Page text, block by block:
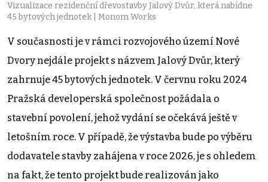
Vizualizace rezidenční dřevostavby Jalový Dvůr, která nabídne
45 bytových jednotek | Monom Works
V současnosti je v rámci rozvojového území Nové
Dvory nejdále projekt s názvem Jalový Dvůr, který
zahrnuje 45 bytových jednotek. V červnu roku 2024
Pražská developerská společnost požádala o
stavební povolení, jehož vydání se očekává ještě v
letošním roce. V případě, že výstavba bude po výběru
dodavatele stavby zahájena v roce 2026, je s ohledem
na fakt, že tento projekt bude realizován jako